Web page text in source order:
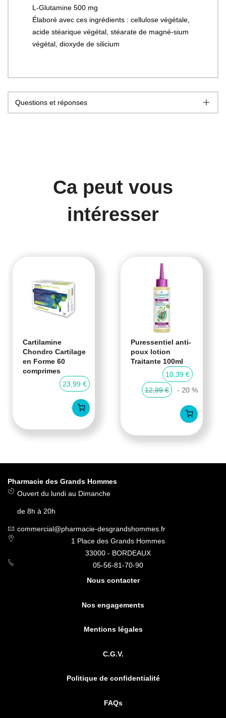
L-Glutamine 500 mg
Élaboré avec ces ingrédients : cellulose végétale,
acide stéarique végétal, stéarate de magné-sium
végétal, dioxyde de silicium
Questions et réponses
Ca peut vous
intéresser
Cartilamine
Chondro Cartilage
en Forme 60
comprimes
23,99 €
Puressentiel anti-
poux lotion
Traitante 100ml
10,39 €
12,99 €
- 20 %
Pharmacie des Grands Hommes
Ouvert du lundi au Dimanche
de 8h à 20h
commercial@pharmacie-desgrandshommes.fr
1 Place des Grands Hommes
33000 - BORDEAUX
05-56-81-70-90
Nous contacter
Nos engagements
Mentions légales
C.G.V.
Politique de confidentialité
FAQs